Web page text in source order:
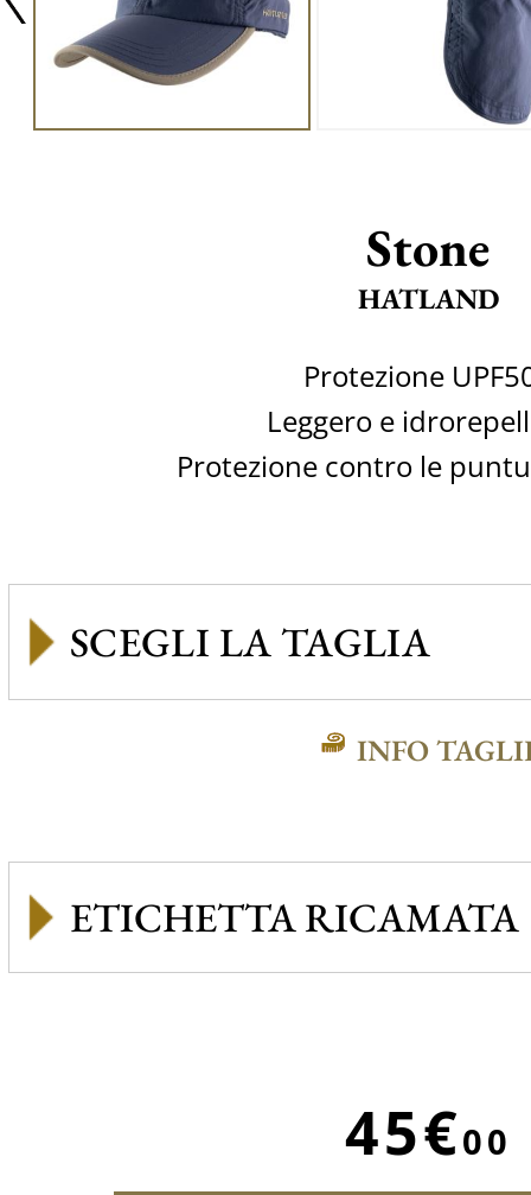
Stone
HATLAND
Protezione
Leggero e
Protezione contro le
INFO
ETICHETTA RICAMATA
45€00